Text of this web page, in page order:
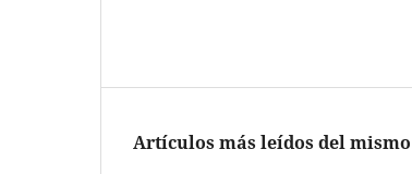
Artículos más leídos del